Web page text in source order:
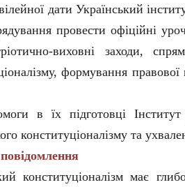
дати Український
провести офіційні
виховні заходи,
формування
в їх підготовці
конституціоналізму та
конституціоналізм має